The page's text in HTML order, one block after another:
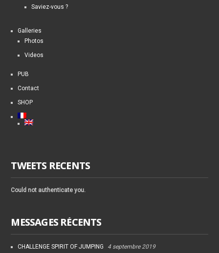
Saviez-vous ?
Galleries
Photos
Videos
PUB
Contact
SHOP
TWEETS RECENTS
Could not authenticate you.
MESSAGES RÉCENTS
CHALLENGE SPIRIT OF JUMPING 4 septembre 2019